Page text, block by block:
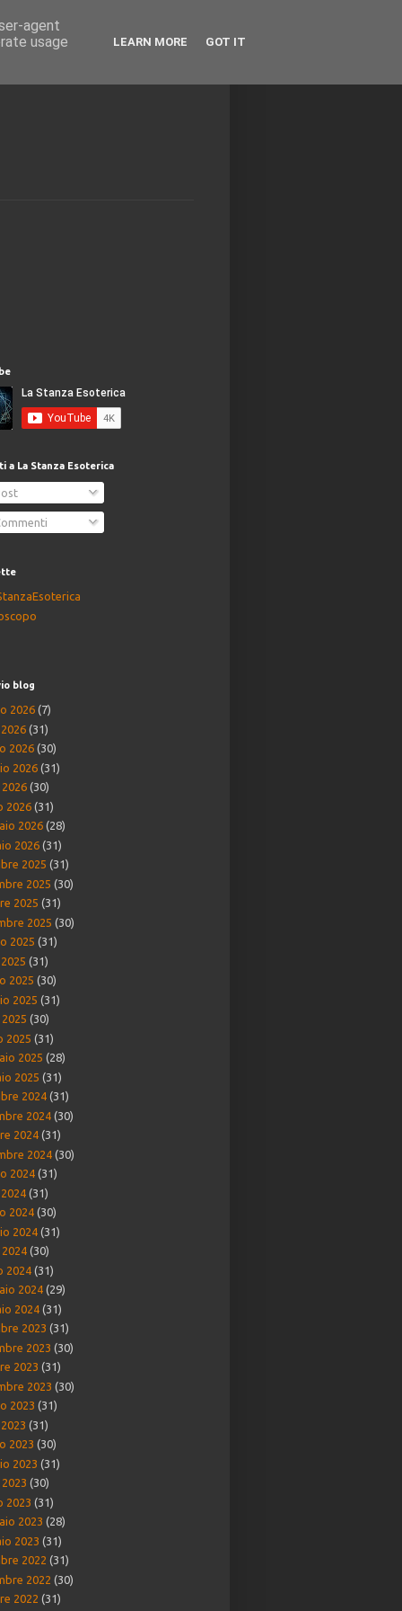
a La Stanza Esoterica
blog
2026 (7)
(31)
2026 (30)
2026 (31)
(30)
2026 (31)
2026 (28)
2026 (31)
2025 (31)
2025 (30)
2025 (31)
2025 (30)
2025 (31)
(31)
2025 (30)
2025 (31)
(30)
2025 (31)
2025 (28)
2025 (31)
2024 (31)
2024 (30)
2024 (31)
2024 (30)
2024 (31)
(31)
2024 (30)
2024 (31)
(30)
2024 (31)
2024 (29)
2024 (31)
2023 (31)
2023 (30)
2023 (31)
2023 (30)
2023 (31)
(31)
2023 (30)
2023 (31)
(30)
2023 (31)
2023 (28)
2023 (31)
2022 (31)
2022 (30)
2022 (31)
agent
usage
LEARN MORE GOT IT